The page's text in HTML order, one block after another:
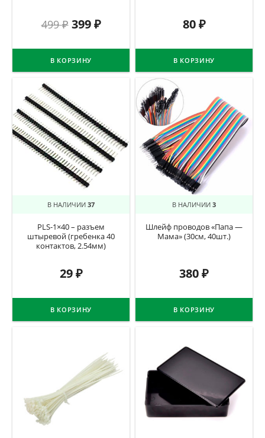
499₽ 399₽
В КОРЗИНУ
80₽
В КОРЗИНУ
В НАЛИЧИИ 37
PLS-1×40 – разъем
штыревой (гребенка 40
контактов, 2.54мм)
29₽
В КОРЗИНУ
В НАЛИЧИИ 3
Шлейф проводов «Папа —
Мама» (30см, 40шт.)
380₽
В КОРЗИНУ